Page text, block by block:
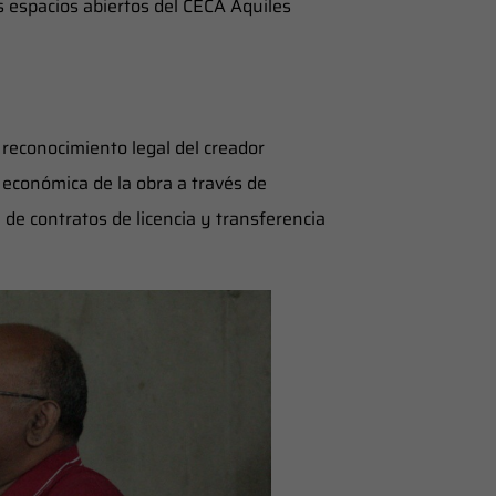
abiertos del CECA Aquiles
legal del creador
de la obra a través de
contratos de licencia y transferencia